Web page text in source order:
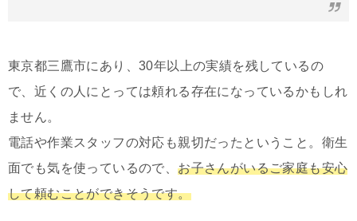
東京都三鷹市にあり、30年以上の実績を残しているの
で、近くの人にとっては頼れる存在になっているかもしれ
ません。
電話や作業スタッフの対応も親切だったということ。衛生
面でも気を使っているので、お子さんがいるご家庭も安心
して頼むことができそうです。